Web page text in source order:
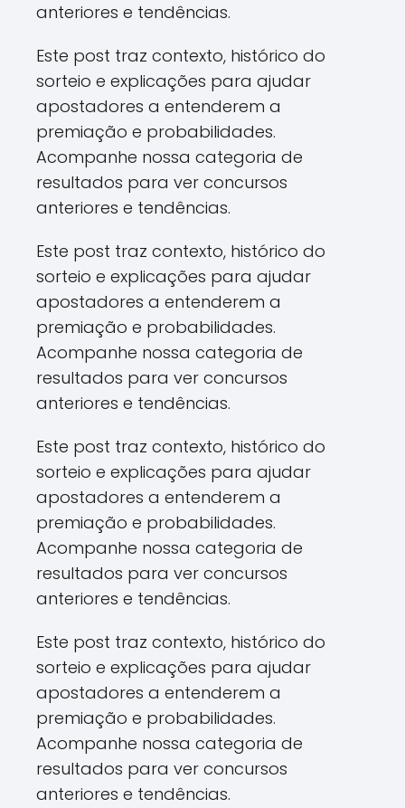
anteriores e tendências.
Este post traz contexto, histórico do
sorteio e explicações para ajudar
apostadores a entenderem a
premiação e probabilidades.
Acompanhe nossa categoria de
resultados para ver concursos
anteriores e tendências.
Este post traz contexto, histórico do
sorteio e explicações para ajudar
apostadores a entenderem a
premiação e probabilidades.
Acompanhe nossa categoria de
resultados para ver concursos
anteriores e tendências.
Este post traz contexto, histórico do
sorteio e explicações para ajudar
apostadores a entenderem a
premiação e probabilidades.
Acompanhe nossa categoria de
resultados para ver concursos
anteriores e tendências.
Este post traz contexto, histórico do
sorteio e explicações para ajudar
apostadores a entenderem a
premiação e probabilidades.
Acompanhe nossa categoria de
resultados para ver concursos
anteriores e tendências.